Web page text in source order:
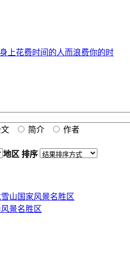
上花费时间的人而浪费你的时
简介
作者
地区 排序
山国家风景名胜区
风景名胜区